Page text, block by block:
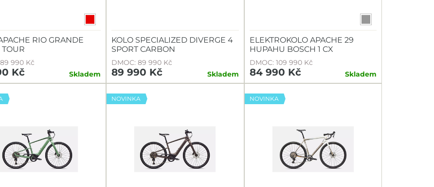
RIO GRANDE
990 Kč
Kč Skladem
KOLO SPECIALIZED DIVERGE 4
SPORT CARBON
DMOC: 89 990 Kč
89 990 Kč Skladem
ELEKTROKOLO APACHE 29
HUPAHU BOSCH 1 CX
DMOC: 109 990 Kč
84 990 Kč Skladem
NOVINKA NOVINKA